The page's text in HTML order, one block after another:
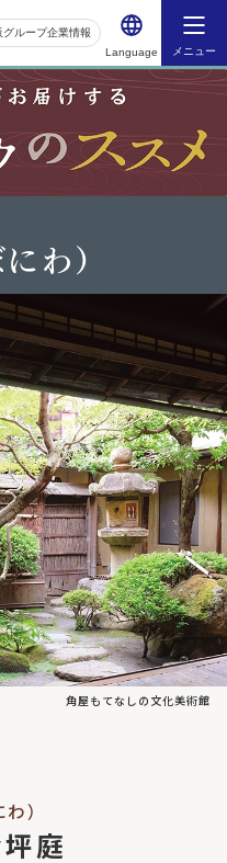
Language メニュー
グループ企業情報
わ）
角屋もてなしの文化美術館
）
庭